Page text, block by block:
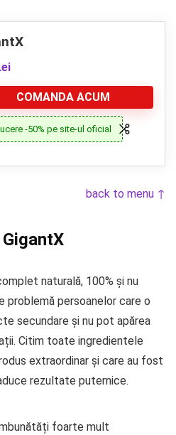
COMANDA ACUM
-50% pe site-ul oficial
back to menu ↑
naturală, 100% și nu
problemă persoanelor care o
secundare și nu pot apărea
Citim toate ingredientele
extraordinar și care au fost
rezultate puternice.
foarte mult